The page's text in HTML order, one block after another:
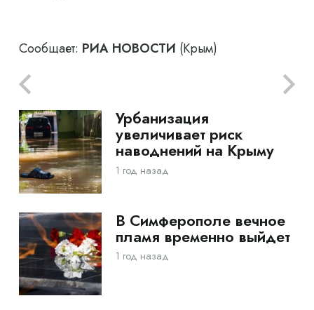
Сообщает: РИА НОВОСТИ (Крым)
Урбанизация
увеличивает риск
наводнений на Крыму
1 год назад
В Симферополе вечное
пламя временно выйдет
1 год назад